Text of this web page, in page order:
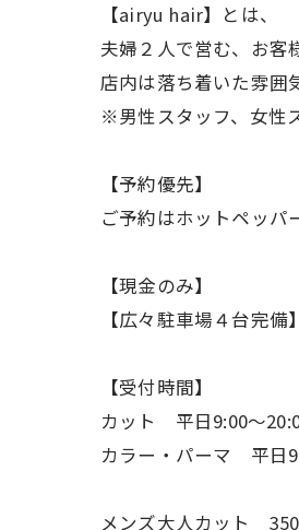
【airyu hair】とは、
夫婦２人で営む、お客
店内は落ち着いた雰囲
※男性スタッフ、女性
【予約優先】
ご予約はホットペッパ
【現金のみ】
【広々駐車場４台完備】
【受付時間】
カット 平日9:00〜
カラー・パーマ 平日
メンズ大人カット